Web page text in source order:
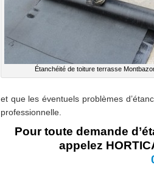
Étanchéité de toiture terrasse
et que les éventuels problèmes d’
professionnelle.
Pour toute demande
appelez